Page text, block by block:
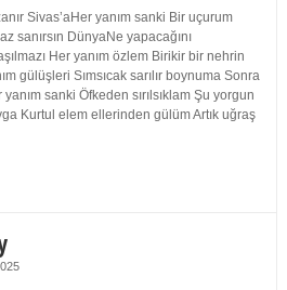
Sivas’aHer yanım sanki Bir uçurum
sanırsın DünyaNe yapacağını
Her yanım özlem Birikir bir nehrin
gülüşleri Sımsıcak sarılır boynuma Sonra
sanki Öfkeden sırılsıklam Şu yorgun
Kurtul elem ellerinden gülüm Artık uğraş